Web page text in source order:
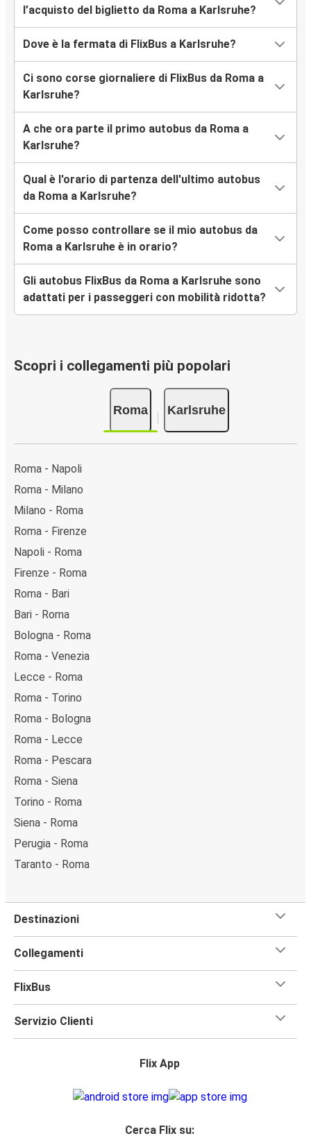
l’acquisto del biglietto da Roma a Karlsruhe?
Dove è la fermata di FlixBus a Karlsruhe?
Ci sono corse giornaliere di FlixBus da Roma a
Karlsruhe?
A che ora parte il primo autobus da Roma a
Karlsruhe?
Qual è l'orario di partenza dell'ultimo autobus
da Roma a Karlsruhe?
Come posso controllare se il mio autobus da
Roma a Karlsruhe è in orario?
Gli autobus FlixBus da Roma a Karlsruhe sono
adattati per i passeggeri con mobilità ridotta?
Scopri i collegamenti più popolari
Roma Karlsruhe
Roma - Napoli
Roma - Milano
Milano - Roma
Roma - Firenze
Napoli - Roma
Firenze - Roma
Roma - Bari
Bari - Roma
Bologna - Roma
Roma - Venezia
Lecce - Roma
Roma - Torino
Roma - Bologna
Roma - Lecce
Roma - Pescara
Roma - Siena
Torino - Roma
Siena - Roma
Perugia - Roma
Taranto - Roma
Destinazioni
Collegamenti
FlixBus
Servizio Clienti
Flix App
Cerca Flix su: